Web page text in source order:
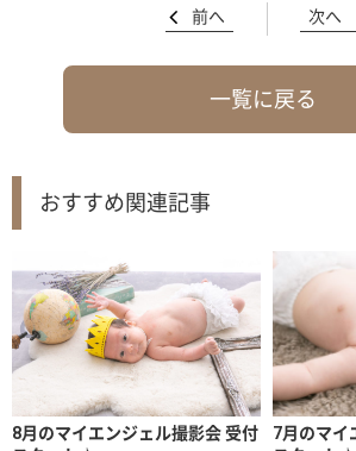
前へ 次へ
一覧に戻る
おすすめ関連記事
8月のマイエンジェル撮影会 受付
7月のマイ